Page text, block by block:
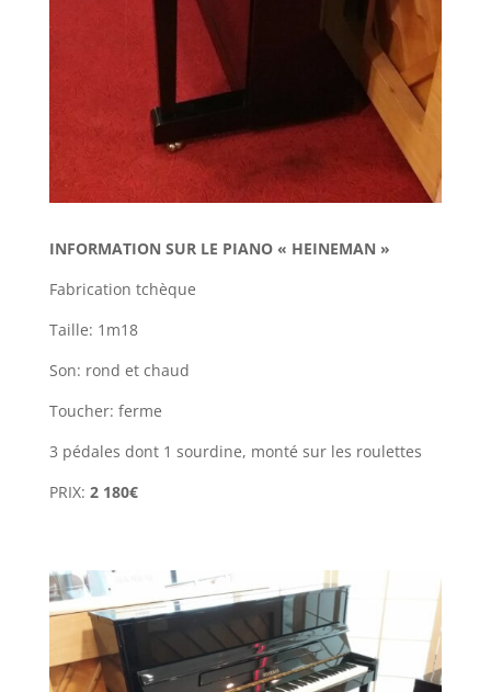
INFORMATION SUR LE PIANO « HEINEMAN »
Fabrication tchèque
Taille: 1m18
Son: rond et chaud
Toucher: ferme
3 pédales dont 1 sourdine, monté sur les roulettes
PRIX: 2 180€